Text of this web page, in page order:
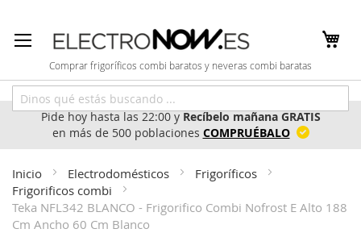
al
contenido
Comprar frigoríficos combi baratos y neveras combi baratas
Pide hoy hasta las 22:00 yRecíbelo mañana GRATIS
en más de 500 poblaciones COMPRUÉBALO
Inicio Electrodomésticos
Frigoríficos
Frigorificos combi
Teka NFL342 BLANCO - Frigorifico Combi Nofrost E Alto 188
Cm Ancho 60 Cm Blanco